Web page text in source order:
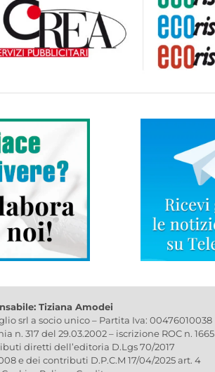
Tiziana Amodei
srl a socio unico – Partita Iva: 00476010038
n. 317 del 29.03.2002 – iscrizione ROC n. 1665
diretti dell’editoria D.Lgs 70/2017
e dei contributi D.P.C.M 17/04/2025 art. 4